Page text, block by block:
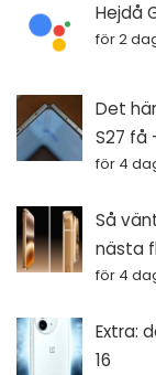
Hejdå
för 2
Det
S27 få
för 4
Så
nästa
för 4
Extra:
16